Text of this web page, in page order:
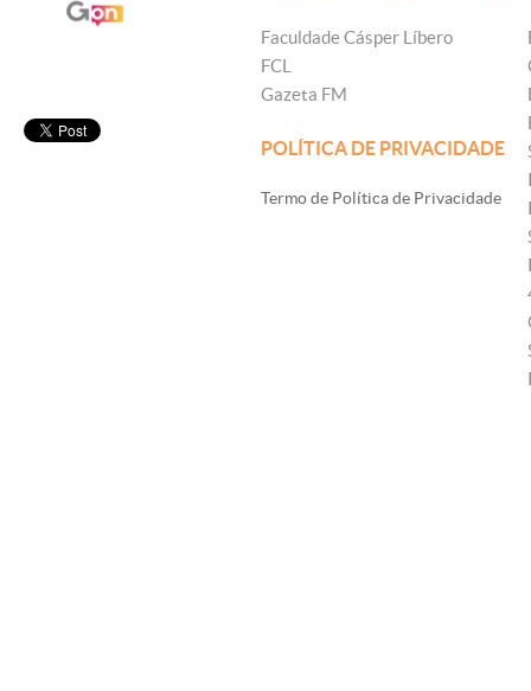
Faculdade Cásper Líbero
FCL
Gazeta FM
POLÍTICA DE PRIVACIDADE
Termo de Política de Privacidade